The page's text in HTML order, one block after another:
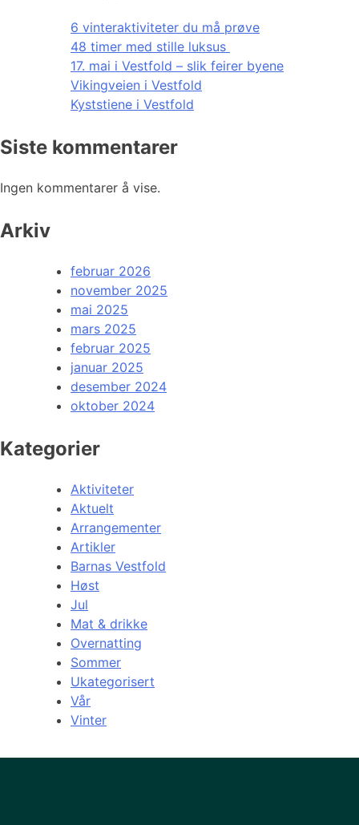
6 vinteraktiviteter du må prøve
48 timer med stille luksus
17. mai i Vestfold – slik feirer byene
Vikingveien i Vestfold
Kyststiene i Vestfold
Siste kommentarer
Ingen kommentarer å vise.
Arkiv
februar 2026
november 2025
mai 2025
mars 2025
februar 2025
januar 2025
desember 2024
oktober 2024
Kategorier
Aktiviteter
Aktuelt
Arrangementer
Artikler
Barnas Vestfold
Høst
Jul
Mat & drikke
Overnatting
Sommer
Ukategorisert
Vår
Vinter